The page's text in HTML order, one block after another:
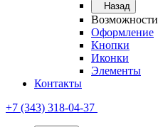
Назад
Возможности
Оформление
Кнопки
Иконки
Элементы
Контакты
+7 (343) 318-04-37